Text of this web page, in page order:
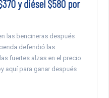
y diésel $580 por
las bencineras después
defendió las
fuertes alzas en el precio
aquí para ganar después